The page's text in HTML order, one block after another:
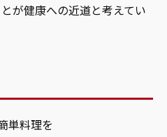
が健康への近道と考えてい
単料理を